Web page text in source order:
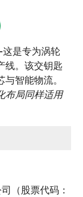
是专为涡轮
线。该交钥匙
智能物流。
布局同样适用
（股票代码：